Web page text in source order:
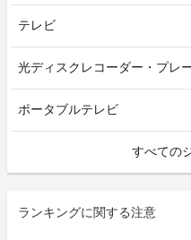
テレビ
光ディスクレコーダー・プレ
ポータブルテレビ
すべての
ランキングに関する注意